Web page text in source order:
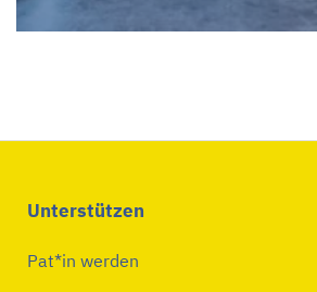
Unterstützen
Pat*in werden